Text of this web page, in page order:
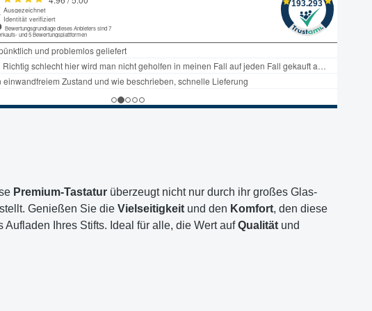
Premium-Tastatur überzeugt nicht nur durch ihr großes Glas-
Genießen Sie die Vielseitigkeit und den Komfort, den diese
Ihres Stifts. Ideal für alle, die Wert aufQualität und